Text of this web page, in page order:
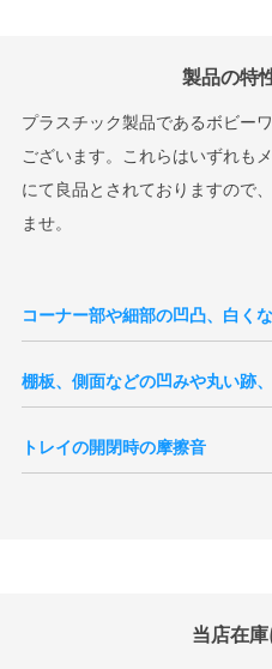
製品の特
プラスチック製品であるボビー
ございます。これらはいずれも
にて良品とされておりますので
ませ。
コーナー部や細部の凹凸、白く
は、液状のプラスチック素材を注
ます。硬化後、その部分を手作
棚板、側面などの凹みや丸い跡
みが多少残ります。これは傷な
跡が見られる場合がございます
トレイの開閉時の摩擦音
す。また、トレイ内部が空、ま
当店在